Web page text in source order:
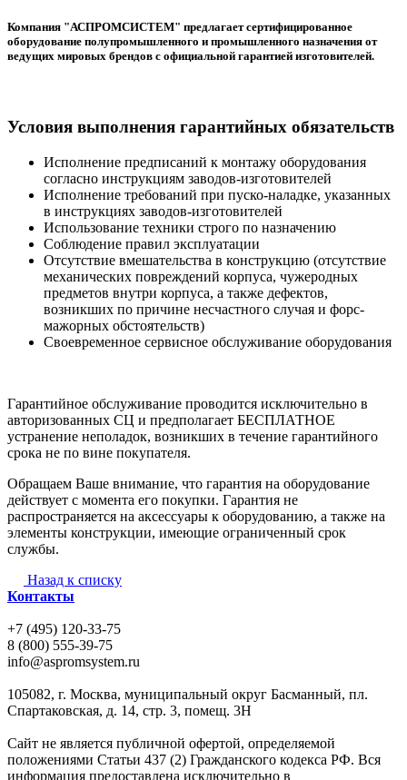
Компания "АСПРОМСИСТЕМ" предлагает сертифицированное
оборудование полупромышленного и промышленного назначения от
ведущих мировых брендов с официальной гарантией изготовителей.
Условия выполнения гарантийных обязательств
Исполнение предписаний к монтажу оборудования
согласно инструкциям заводов-изготовителей
Исполнение требований при пуско-наладке, указанных
в инструкциях заводов-изготовителей
Использование техники строго по назначению
Соблюдение правил эксплуатации
Отсутствие вмешательства в конструкцию (отсутствие
механических повреждений корпуса, чужеродных
предметов внутри корпуса, а также дефектов,
возникших по причине несчастного случая и форс-
мажорных обстоятельств)
Своевременное сервисное обслуживание оборудования
Гарантийное обслуживание проводится исключительно в
авторизованных СЦ и предполагает БЕСПЛАТНОЕ
устранение неполадок, возникших в течение гарантийного
срока не по вине покупателя.
Обращаем Ваше внимание, что гарантия на оборудование
действует с момента его покупки. Гарантия не
распространяется на аксессуары к оборудованию, а также на
элементы конструкции, имеющие ограниченный срок
службы.
Назад к списку
Контакты
+7 (495) 120-33-75
8 (800) 555-39-75
info@aspromsystem.ru
105082, г. Москва, муниципальный округ Басманный, пл.
Спартаковская, д. 14, стр. 3, помещ. 3Н
Сайт не является публичной офертой, определяемой
положениями Статьи 437 (2) Гражданского кодекса РФ. Вся
информация предоставлена исключительно в